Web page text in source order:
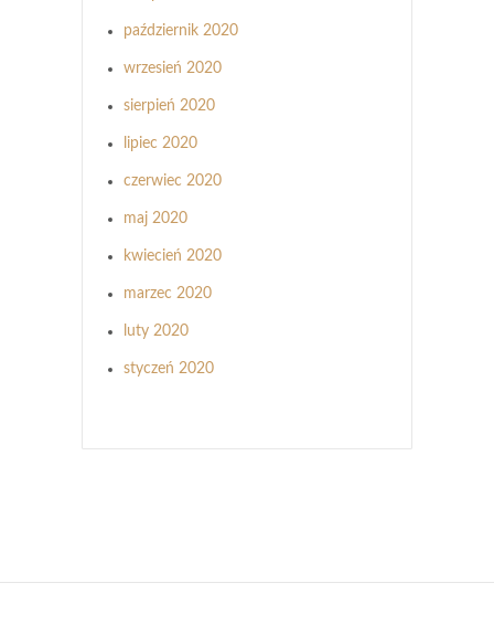
październik 2020
wrzesień 2020
sierpień 2020
lipiec 2020
czerwiec 2020
maj 2020
kwiecień 2020
marzec 2020
luty 2020
styczeń 2020